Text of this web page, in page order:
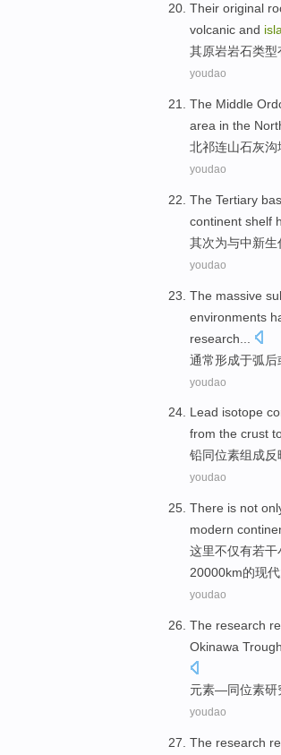
Their original
volcanic and
其原岩岩石类型
youdao
The Middle
area in the
北祁连山石灰沟
youdao
The Tertiary
continent shelf
其次为与中新生
youdao
The massive
environments
research...
通常形成于弧后
youdao
Lead isotope
from the crust
铅同位素组成反
youdao
There is not
modern
这里不仅有若干
20000km的现代
youdao
The research
Okinawa Trough
元素—同位素研
youdao
The research